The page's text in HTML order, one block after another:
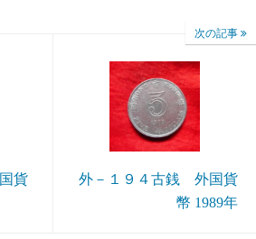
貨
次の記事
外－１９４古銭 外国貨
幣 1989年